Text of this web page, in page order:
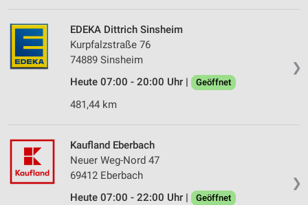
❯
EDEKA Dittrich Sinsheim
Kurpfalzstraße 76
74889 Sinsheim
Heute 07:00 - 20:00 Uhr |
Geöffnet
481,44 km
❯
Kaufland Eberbach
Neuer Weg-Nord 47
69412 Eberbach
Heute 07:00 - 22:00 Uhr |
Geöffnet